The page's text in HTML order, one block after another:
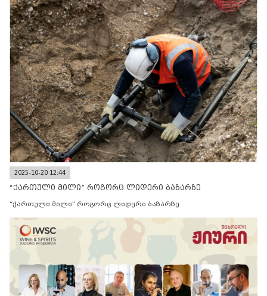
2025-10-20 12:44
“ქართული მილი” როგორც ლიდერი ბაზარზე
“ქართული მილი” როგორც ლიდერი ბაზარზე